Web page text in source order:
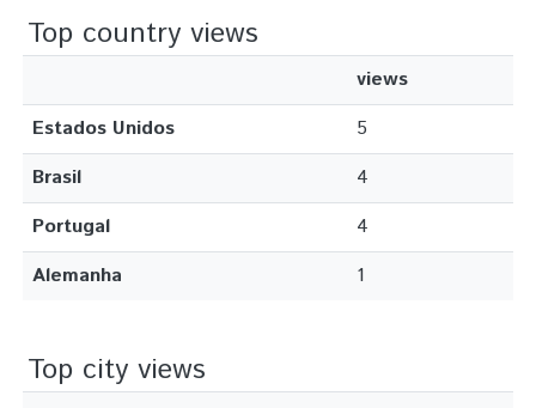
Top country views
views
Estados Unidos
5
Brasil
4
Portugal
4
Alemanha
1
Top city views